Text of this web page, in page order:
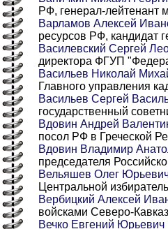
РФ, генерал-лейтенант
Варламов Алексей
ресурсов РФ, кандидат
Василевский Сергей
директора ФГУП
Васильев Николай
Главного управления
Васильев Сергей
государственный
Вдовин Андрей
посол РФ в Греческой
Вдовин Владимир
председателя
Вельяшев Олег
Центральной
Вербицкий Алексей
войсками Северо-
Вечко Евгений Юрьевич